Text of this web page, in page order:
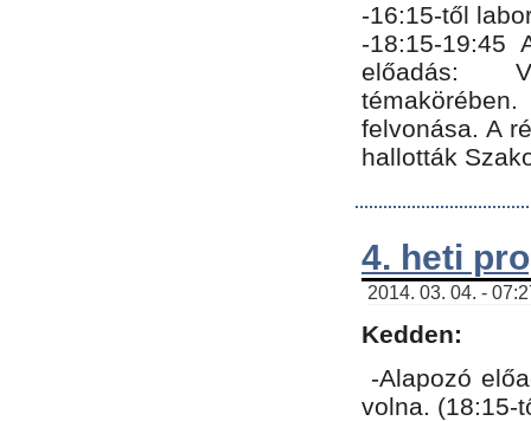
-16:15-től
-18:15-19:45
előadás:
felvonása. A
hallották
4. heti
2014. 03. 04. -
Kedden:
-Alapozó
volna. (18:15-